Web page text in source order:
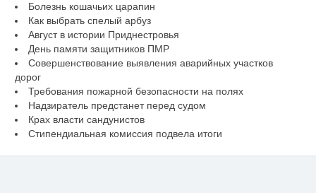
Болезнь кошачьих царапин
Как выбрать спелый арбуз
Август в истории Приднестровья
День памяти защитников ПМР
Совершенствование выявления аварийных участков
дорог
Требования пожарной безопасности на полях
Надзиратель предстанет перед судом
Крах власти сандунистов
Стипендиальная комиссия подвела итоги